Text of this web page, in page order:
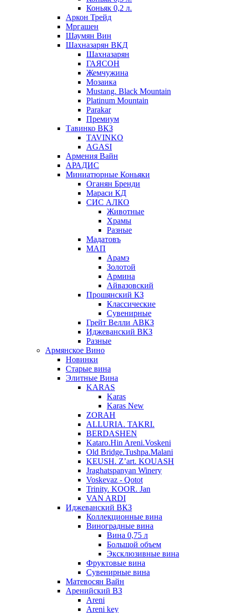
Коньяк 0,2 л.
Аркон Трейд
Мргашен
Шаумян Вин
Шахназарян ВКД
Шахназарян
ГАЯСОН
Жемчужина
Мозаика
Mustang. Black Mountain
Platinum Mountain
Parakar
Премиум
Тавинко ВКЗ
TAVINKO
AGASI
Армения Вайн
АРАДИС
Миниатюрные Коньяки
Оганян Бренди
Мараси КД
СИС АЛКО
Животные
Храмы
Разные
Мадатовъ
МАП
Арамэ
Золотой
Армина
Айвазовский
Прошянский КЗ
Классические
Сувенирные
Грейт Велли АВКЗ
Иджеванский ВКЗ
Разные
Армянское Вино
Новинки
Старые вина
Элитные Вина
KARAS
Karas
Karas New
ZORAH
ALLURIA. TAKRI.
BERDASHEN
Kataro.Hin Areni.Voskeni
Old Bridge.Tushpa.Malani
KEUSH. Z’art. KOUASH
Jraghatspanyan Winery
Voskevaz - Qotot
Trinity. KOOR. Jan
VAN ARDI
Иджеванский ВКЗ
Коллекционные вина
Виноградные вина
Вина 0,75 л
Большой объем
Эксклюзивные вина
Фруктовые вина
Cувенирные вина
Матевосян Вайн
Аренийский ВЗ
Areni
Areni key